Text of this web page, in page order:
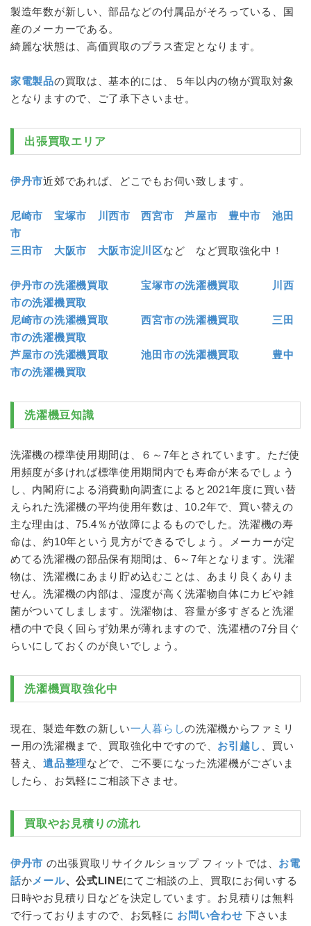
製造年数が新しい、部品などの付属品がそろっている、国
産のメーカーである。
綺麗な状態は、高価買取のプラス査定となります。
家電製品の買取は、基本的には、５年以内の物が買取対象
となりますので、ご了承下さいませ。
出張買取エリア
伊丹市近郊であれば、どこでもお伺い致します。
尼崎市 宝塚市 川西市 西宮市 芦屋市 豊中市
池田
市
三田市
大阪市 大阪市淀川区など など買取強化中！
伊丹市の洗濯機買取 宝塚市の洗濯機買取
川西
市の洗濯機買取
尼崎市の洗濯機買取
西宮市の洗濯機買取
三田
市の洗濯機買取
芦屋市の洗濯機買取
池田市の洗濯機買取
豊中
市の洗濯機買取
洗濯機豆知識
洗濯機の標準使用期間は、６～7年とされています。ただ使
用頻度が多ければ標準使用期間内でも寿命が来るでしょう
し、内閣府による消費動向調査によると2021年度に買い替
えられた洗濯機の平均使用年数は、10.2年で、買い替えの
主な理由は、75.4％が故障によるものでした。洗濯機の寿
命は、約10年という見方ができるでしょう。メーカーが定
めてる洗濯機の部品保有期間は、6～7年となります。洗濯
物は、洗濯機にあまり貯め込むことは、あまり良くありま
せん。洗濯機の内部は、湿度が高く洗濯物自体にカビや雑
菌がついてしまします。洗濯物は、容量が多すぎると洗濯
槽の中で良く回らず効果が薄れますので、洗濯槽の7分目ぐ
らいにしておくのが良いでしょう。
洗濯機買取強化中
現在、製造年数の新しい一人暮らしの洗濯機からファミリ
ー用の洗濯機まで、買取強化中ですので、 お引越し
、買い
替え、遺品整理などで、ご不要になった洗濯機がございま
したら、お気軽にご相談下さませ。
買取やお見積りの流れ
伊丹市 の出張買取リサイクルショップ フィットでは、 お電
話かメール、公式LINEにてご相談の上、買取にお伺いする
日時やお見積り日などを決定しています。お見積りは無料
で行っておりますので、お気軽に お問い合わせ 下さいま